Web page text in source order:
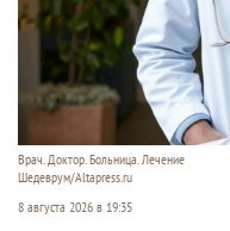
Врач. Доктор. Больница. Лечение
Шедеврум/Altapress.ru
8 августа 2026 в 19:35